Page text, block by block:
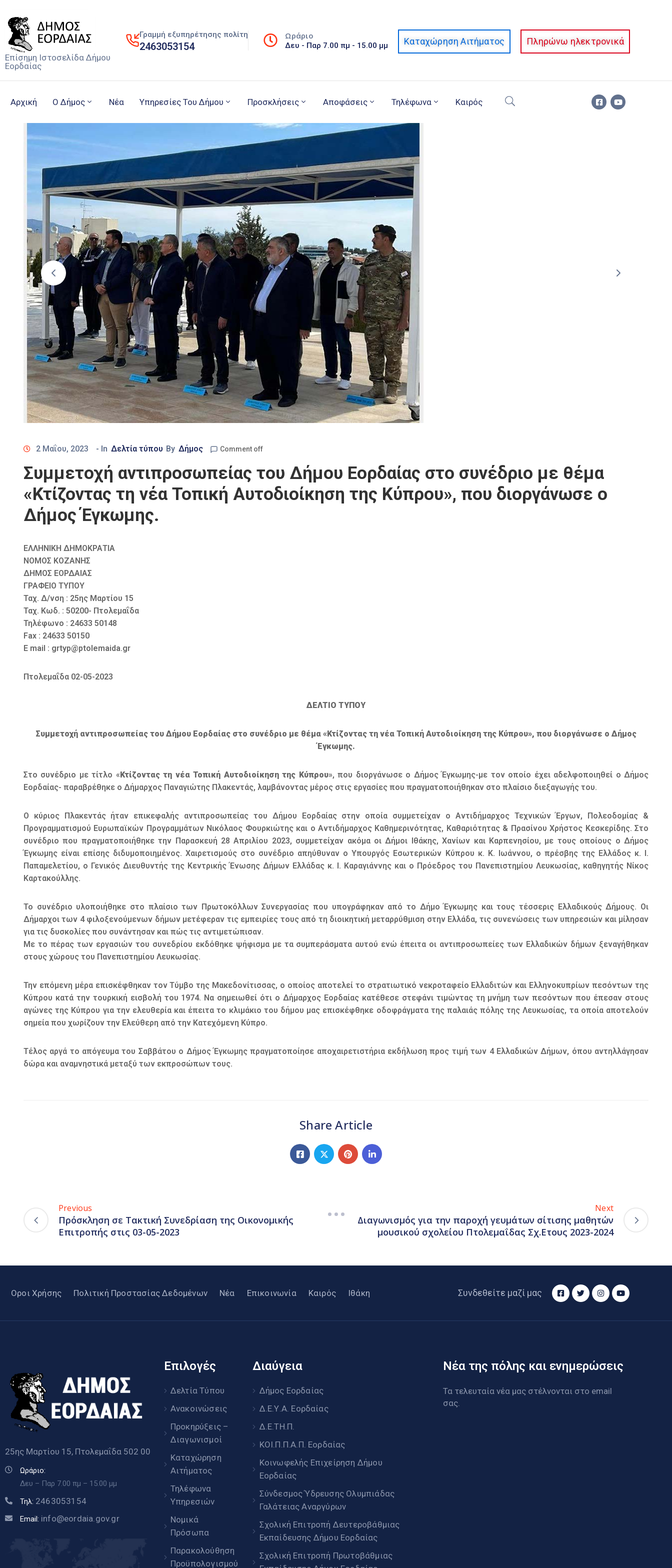
Επίσημη Ιστοσελίδα Δήμου
Εορδαίας
Γραμμή εξυπηρέτησης πολίτη
2463053154
Ωράριο
Δευ - Παρ 7.00 πμ - 15.00 μμ Καταχώρηση Αιτήματος Πληρώνω ηλεκτρονικά
Αρχική Ο Δήμος Νέα Υπηρεσίες Του Δήμου Προσκλήσεις Αποφάσεις Τηλέφωνα Καιρός
2 Μαΐου, 2023 - In Δελτία τύπου By Δήμος Comment off
Συμμετοχή αντιπροσωπείας του Δήμου Εορδαίας στο συνέδριο με θέμα
«Κτίζοντας τη νέα Τοπική Αυτοδιοίκηση της Κύπρου», που διοργάνωσε ο
Δήμος Έγκωμης.
ΕΛΛΗΝΙΚΗ ΔΗΜΟΚΡΑΤΙΑ
ΝΟΜΟΣ ΚΟΖΑΝΗΣ
ΔΗΜΟΣ ΕΟΡΔΑΙΑΣ
ΓΡΑΦΕΙΟ ΤΥΠΟΥ
Ταχ. Δ/νση : 25ης Μαρτίου 15
Ταχ. Κωδ. : 50200- Πτολεμαΐδα
Τηλέφωνο : 24633 50148
Fax : 24633 50150
E mail : grtyp@ptolemaida.gr
Πτολεμαΐδα 02-05-2023
ΔΕΛΤΙΟ ΤΥΠΟΥ
Συμμετοχή αντιπροσωπείας του Δήμου Εορδαίας στο συνέδριο με θέμα «Κτίζοντας τη νέα Τοπική Αυτοδιοίκηση της Κύπρου», που διοργάνωσε ο Δήμος
Έγκωμης.
Στο συνέδριο με τίτλο « Κτίζοντας τη νέα Τοπική Αυτοδιοίκηση της Κύπρου», που διοργάνωσε ο Δήμος Έγκωμης-με τον οποίο έχει αδελφοποιηθεί ο Δήμος
Εορδαίας- παραβρέθηκε ο Δήμαρχος Παναγιώτης Πλακεντάς, λαμβάνοντας μέρος στις εργασίες που πραγματοποιήθηκαν στο πλαίσιο διεξαγωγής του.
Ο κύριος Πλακεντάς ήταν επικεφαλής αντιπροσωπείας του Δήμου Εορδαίας στην οποία συμμετείχαν ο Αντιδήμαρχος Τεχνικών Έργων, Πολεοδομίας &
Προγραμματισμού Ευρωπαϊκών Προγραμμάτων Νικόλαος Φουρκιώτης και ο Αντιδήμαρχος Καθημερινότητας, Καθαριότητας & Πρασίνου Χρήστος Κεσκερίδης. Στο
συνέδριο που πραγματοποιήθηκε την Παρασκευή 28 Απριλίου 2023, συμμετείχαν ακόμα οι Δήμοι Ιθάκης, Χανίων και Καρπενησίου, με τους οποίους ο Δήμος
Έγκωμης είναι επίσης διδυμοποιημένος. Χαιρετισμούς στο συνέδριο απηύθυναν ο Υπουργός Εσωτερικών Κύπρου κ. Κ. Ιωάννου, ο πρέσβης της Ελλάδος κ. Ι.
Παπαμελετίου, ο Γενικός Διευθυντής της Κεντρικής Ένωσης Δήμων Ελλάδας κ. Ι. Καραγιάννης και ο Πρόεδρος του Πανεπιστημίου Λευκωσίας, καθηγητής Νίκος
Καρτακούλλης.
Το συνέδριο υλοποιήθηκε στο πλαίσιο των Πρωτοκόλλων Συνεργασίας που υπογράφηκαν από το Δήμο Έγκωμης και τους τέσσερις Ελλαδικούς Δήμους. Οι
Δήμαρχοι των 4 φιλοξενούμενων δήμων μετέφεραν τις εμπειρίες τους από τη διοικητική μεταρρύθμιση στην Ελλάδα, τις συνενώσεις των υπηρεσιών και μίλησαν
για τις δυσκολίες που συνάντησαν και πώς τις αντιμετώπισαν.
Με το πέρας των εργασιών του συνεδρίου εκδόθηκε ψήφισμα με τα συμπεράσματα αυτού ενώ έπειτα οι αντιπροσωπείες των Ελλαδικών δήμων ξεναγήθηκαν
στους χώρους του Πανεπιστημίου Λευκωσίας.
Την επόμενη μέρα επισκέφθηκαν τον Τύμβο της Μακεδονίτισσας, ο οποίος αποτελεί το στρατιωτικό νεκροταφείο Ελλαδιτών και Ελληνοκυπρίων πεσόντων της
Κύπρου κατά την τουρκική εισβολή του 1974. Να σημειωθεί ότι ο Δήμαρχος Εορδαίας κατέθεσε στεφάνι τιμώντας τη μνήμη των πεσόντων που έπεσαν στους
αγώνες της Κύπρου για την ελευθερία και έπειτα το κλιμάκιο του δήμου μας επισκέφθηκε οδοφράγματα της παλαιάς πόλης της Λευκωσίας, τα οποία αποτελούν
σημεία που χωρίζουν την Ελεύθερη από την Κατεχόμενη Κύπρο.
Τέλος αργά το απόγευμα του Σαββάτου ο Δήμος Έγκωμης πραγματοποίησε αποχαιρετιστήρια εκδήλωση προς τιμή των 4 Ελλαδικών Δήμων, όπου αντηλλάγησαν
δώρα και αναμνηστικά μεταξύ των εκπροσώπων τους.
Share Article
Previous
Πρόσκληση σε Τακτική Συνεδρίαση της Οικονομικής
Επιτροπής στις 03-05-2023
Next
Διαγωνισμός για την παροχή γευμάτων σίτισης μαθητών
μουσικού σχολείου Πτολεμαΐδας Σχ.Ετους 2023-2024
Οροι Χρήσης Πολιτική Προστασίας Δεδομένων Νέα Επικοινωνία Καιρός Ιθάκη Συνδεθείτε μαζί μας
25ης Μαρτίου 15, Πτολεμαΐδα 502 00
Ωράριο:
Δευ – Παρ 7.00 πμ – 15.00 μμ
Τηλ: 2463053154
Email: info@eordaia.gov.gr
Επιλογές
Δελτία Τύπου
Ανακοινώσεις
Προκηρύξεις –
Διαγωνισμοί
Καταχώρηση
Αιτήματος
Τηλέφωνα
Υπηρεσιών
Νομικά
Πρόσωπα
Παρακολούθηση
Προϋπολογισμού
Διαύγεια
Δήμος Εορδαίας
Δ.Ε.Υ.Α. Εορδαίας
Δ.Ε.ΤΗ.Π.
ΚΟΙ.Π.Π.Α.Π. Εορδαίας
Κοινωφελής Επιχείρηση Δήμου
Εορδαίας
Σύνδεσμος Ύδρευσης Ολυμπιάδας
Γαλάτειας Αναργύρων
Σχολική Επιτροπή Δευτεροβάθμιας
Εκπαίδευσης Δήμου Εορδαίας
Σχολική Επιτροπή Πρωτοβάθμιας
Νέα της πόλης και ενημερώσεις
Τα τελευταία νέα μας στέλνονται στο email
σας.